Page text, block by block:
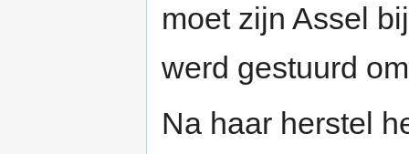
moet zijn Assel
werd gestuurd
Na haar herstel